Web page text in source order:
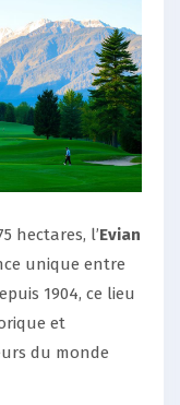
hectares, l’Evian
unique entre
1904, ce lieu
et
du monde